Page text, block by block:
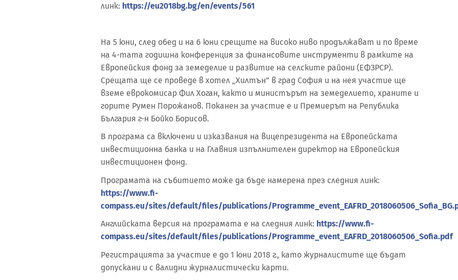
линк: https://eu2018bg.bg/en/events/561
На 5 юни, след обед и на 6 юни срещите на високо ниво продължават и по време
на 4-тата годишна конференция за финансовите инструменти в рамките на
Европейския фонд за земеделие и развитие на селските райони (ЕФЗРСР).
Срещата ще се проведе в хотел „Хилтън” в град София и на нея участие ще
вземе еврокомисар Фил Хоган, както и министърът на земеделието, храните и
горите Румен Порожанов. Поканен за участие е и Премиерът на Република
България г-н Бойко Борисов.
В програма са включени и изказвания на вицепрезидента на Европейската
инвестиционна банка и на Главния изпълнителен директор на Европейския
инвестиционен фонд.
Програмата на събитието може да бъде намерена през следния линк:
https://www.fi-
compass.eu/sites/default/files/publications/
Английската версия на програмата е на следния линк: https://www.fi-
compass.eu/sites/default/files/publications/Programme_event_EAFRD_2018060506_Sofia.pdf
Регистрацията за участие е до 1 юни 2018 г., като журналистите ще бъдат
допускани и с валидни журналистически карти.